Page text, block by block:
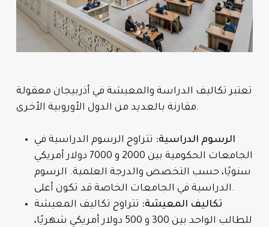
تعتبر تكاليف الدراسة والمعيشة في أذربيجان معقولة
مقارنة بالعديد من الدول الأوروبية الأخرى.
الرسوم الدراسية: تتراوح الرسوم الدراسية في
الجامعات الحكومية بين 2000 و 7000 دولار أمريكي
سنويًا، حسب التخصص والدرجة العلمية. الرسوم
الدراسية في الجامعات الخاصة قد تكون أعلى.
تكاليف المعيشة: تتراوح تكاليف المعيشة
للطالب الواحد بين 300 و 500 دولار أمريكي شهريًا،